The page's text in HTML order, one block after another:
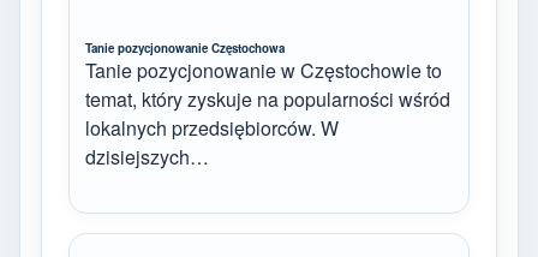
Tanie pozycjonowanie Częstochowa
Tanie pozycjonowanie w Częstochowie to
temat, który zyskuje na popularności wśród
lokalnych przedsiębiorców. W
dzisiejszych…